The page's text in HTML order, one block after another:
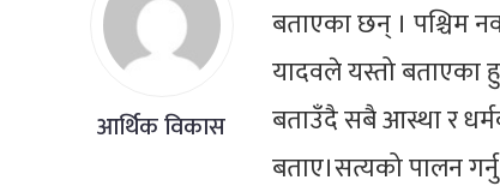
आर्थिक विकास
बताएका छन् । पश्चिम
यादवले यस्तो बताएका
बताउँदै सबै आस्था र
बताए।सत्यको पालन